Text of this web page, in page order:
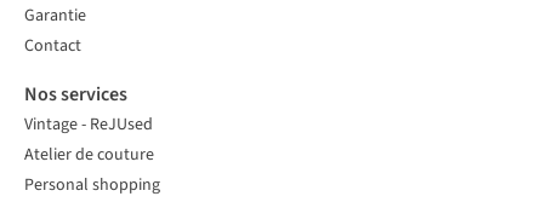
Garantie
Contact
Nos services
Vintage - ReJUsed
Atelier de couture
Personal shopping